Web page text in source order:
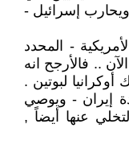
ويحارب إسرائيل -
- المحدد
.. فالأرجح انه
لبوتين .
إيران - ويوصي
عنها أيضاً ,